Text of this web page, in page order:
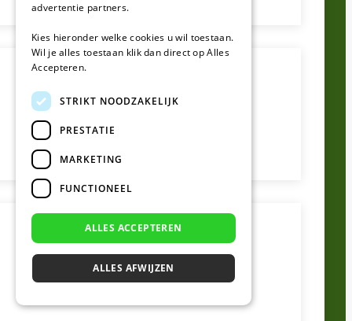
advertentie partners.
Kies hieronder welke cookies u wil toestaan.
Wil je alles toestaan klik dan direct op Alles
Accepteren.
STRIKT NOODZAKELIJK
PRESTATIE
MARKETING
FUNCTIONEEL
ALLES ACCEPTEREN
ALLES AFWIJZEN